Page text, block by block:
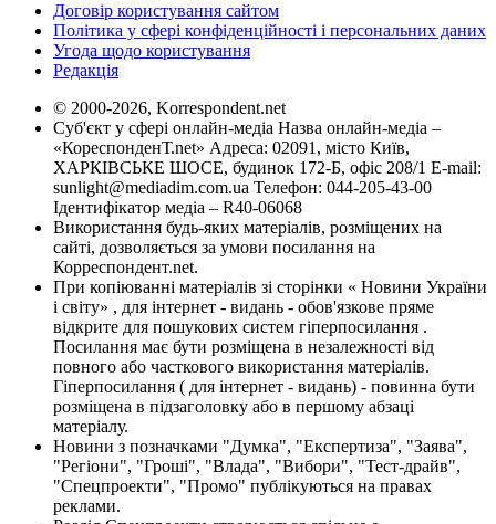
Договір користування сайтом
Політика у сфері конфіденційності і персональних даних
Угода щодо користування
Редакція
© 2000-2026, Korrespondent.net
Суб'єкт у сфері онлайн-медіа Назва онлайн-медіа –
«КореспонденТ.net» Адреса: 02091, місто Київ,
ХАРКІВСЬКЕ ШОСЕ, будинок 172-Б, офіс 208/1 E-mail:
sunlight@mediadim.com.ua Телефон: 044-205-43-00
Ідентифікатор медіа – R40-06068
Використання будь-яких матеріалів, розміщених на
сайті, дозволяється за умови посилання на
Корреспондент.net.
При копіюванні матеріалів зі сторінки « Новини України
і світу» , для інтернет - видань - обов'язкове пряме
відкрите для пошукових систем гіперпосилання .
Посилання має бути розміщена в незалежності від
повного або часткового використання матеріалів.
Гіперпосилання ( для інтернет - видань) - повинна бути
розміщена в підзаголовку або в першому абзаці
матеріалу.
Новини з позначками "Думка", "Експертиза", "Заява",
"Регіони", "Гроші", "Влада", "Вибори", "Тест-драйв",
"Спецпроекти", "Промо" публікуються на правах
реклами.